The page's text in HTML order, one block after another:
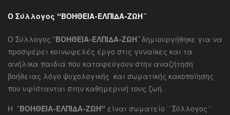
Ο Σύλλογος “ΒΟΗΘΕΙΑ-ΕΛΠΙΔΑ-ΖΩΗ¨
Ο Σύλλογος “ΒΟΗΘΕΙΑ-ΕΛΠΙΔΑ-ΖΩΗ¨δημιουργήθηκε για να
προσφέρει κοινωφελές έργο στις γυναίκες και τα
ανήλικα παιδιά που καταφεύγουν στην αναζήτηση
βοήθειας λόγο ψυχολογικής και σωματικής κακοποίησης
που υφίστανται στην καθημερινή τους ζωή.
Η “ΒΟΗΘΕΙΑ-ΕΛΠΙΔΑ-ΖΩΗ” είναι σωματείο ΄΄Σύλλογος΄΄